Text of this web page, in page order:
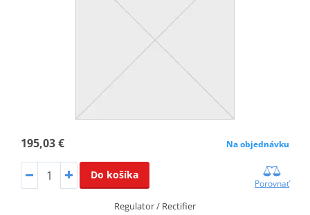
195,03 € Na objednávku
Do košíka
Porovnať
Regulator / Rectifier